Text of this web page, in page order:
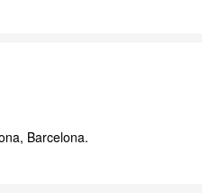
Barcelona.